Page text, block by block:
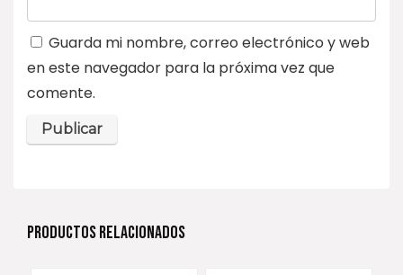
Guarda mi nombre, correo electrónico y web
en este navegador para la próxima vez que
comente.
PRODUCTOS RELACIONADOS